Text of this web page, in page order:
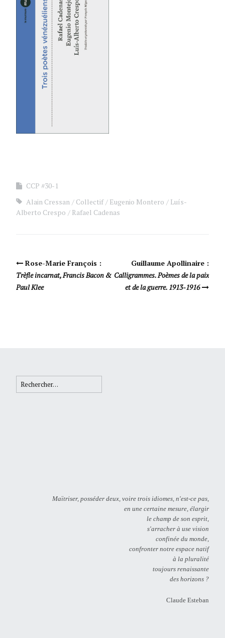
CCP #30-1
Alain Cressan
Collectif Eugenio Montero
Luís-
Alberto Crespo
Rafael Cadenas
Navigation Article
Rose-Marie François :
Trèfle incarnat, Francis Bacon &
Paul Klee
Guillaume Apollinaire :
Calligrammes. Poèmes de la paix
et de la guerre. 1913-1916
Rechercher :
Maïtriser, posséder deux, voire trois idiomes, n'est-ce pas,
en une certaine mesure, élargir
le champ de son esprit,
s'arracher à use vision
confinée du monde,
confronter notre espace natif
à la pluralité
toujours renaissante
des horizons ?
Claude Esteban